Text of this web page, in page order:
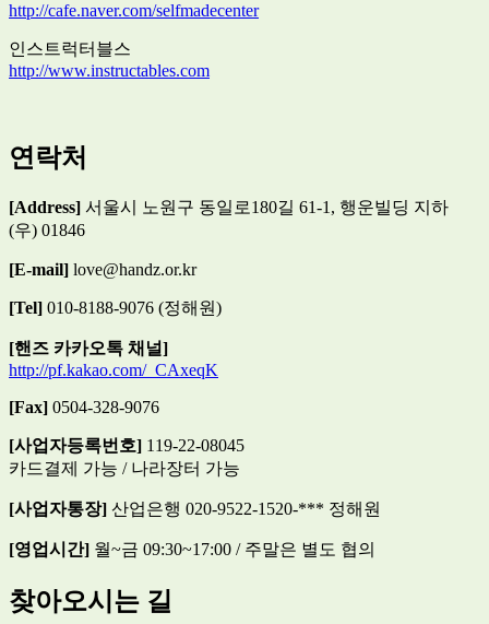
http://cafe.naver.com/selfmadecenter
인스트럭터블스
http://www.instructables.com
연락처
[Address] 서울시 노원구 동일로180길 61-1, 행운빌딩 지하
(우) 01846
[E-mail] love@handz.or.kr
[Tel] 010-8188-9076 (정해원)
[핸즈 카카오톡 채널]
http://pf.kakao.com/_CAxeqK
[Fax] 0504-328-9076
[사업자등록번호] 119-22-08045
카드결제 가능 / 나라장터 가능
[사업자통장] 산업은행 020-9522-1520-*** 정해원
[영업시간] 월~금 09:30~17:00 / 주말은 별도 협의
찾아오시는 길